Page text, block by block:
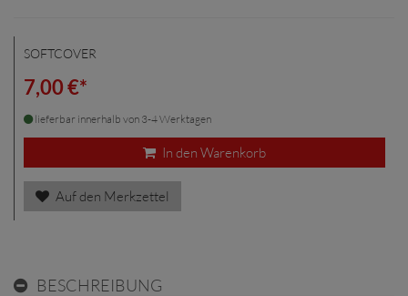
SOFTCOVER
7,00 €*
lieferbar innerhalb von 3-4 Werktagen
In den Warenkorb
Auf den Merkzettel
BESCHREIBUNG